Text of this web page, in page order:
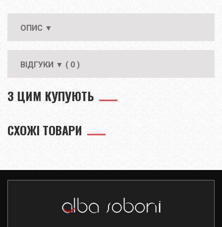
ОПИС ▼
ВІДГУКИ ▼ ( 0 )
З ЦИМ КУПУЮТЬ
СХОЖІ ТОВАРИ